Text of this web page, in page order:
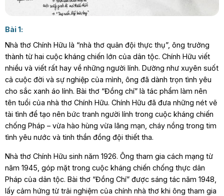
Bài 1:
Nhà thơ Chính Hữu là “nhà thơ quân đội thực thụ”, ông trưởng
thành từ hai cuộc kháng chiến lớn của dân tộc. Chính Hữu viết
nhiều và viết rất hay về những người lính. Dường như xuyên suốt
cả cuộc đời và sự nghiệp của mình, ông đã dành trọn tình yêu
cho sắc xanh áo lính. Bài thơ “Đồng chí” là tác phẩm làm nên
tên tuổi của nhà thơ Chính Hữu. Chính Hữu đã đưa những nét vẽ
tài tình để tạo nên bức tranh người lính trong cuộc kháng chiến
chống Pháp – vừa hào hùng vừa lãng mạn, cháy nồng trong tim
tình yêu nước và tinh thần đồng đội thiết tha.
Nhà thơ Chính Hữu sinh năm 1926. Ông tham gia cách mạng từ
năm 1945, góp mặt trong cuộc kháng chiến chống thực dân
Pháp của dân tộc. Bài thơ “Đồng Chí” được sáng tác năm 1948,
lấy cảm hứng từ trải nghiệm của chính nhà thơ khi ông tham gia